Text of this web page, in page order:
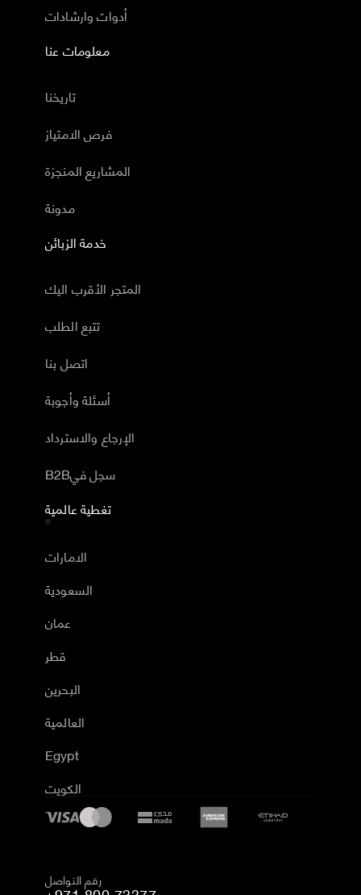
أدوات وارشادات
معلومات عنا
تاريخنا
فرص الامتياز
المشاريع المنجزة
مدونة
خدمة الزبائن
المتجر الأقرب اليك
تتبع الطلب
اتصل بنا
أسئلة وأجوبة
الإرجاع والاسترداد
B2Bسجل في
تغطية عالمية
الامارات
السعودية
عمان
قطر
البحرين
العالمية
Egypt
الكويت
رقم التواصل